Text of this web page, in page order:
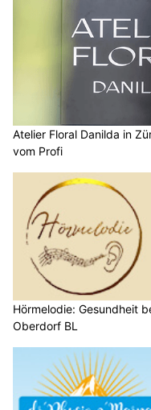
Atelier Floral Danilda in
vom Profi
Hörmelodie: Gesundheit
Oberdorf BL